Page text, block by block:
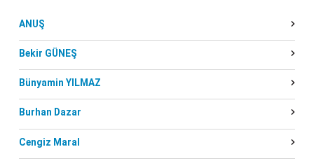
ANUŞ
Bekir GÜNEŞ
Bünyamin YILMAZ
Burhan Dazar
Cengiz Maral